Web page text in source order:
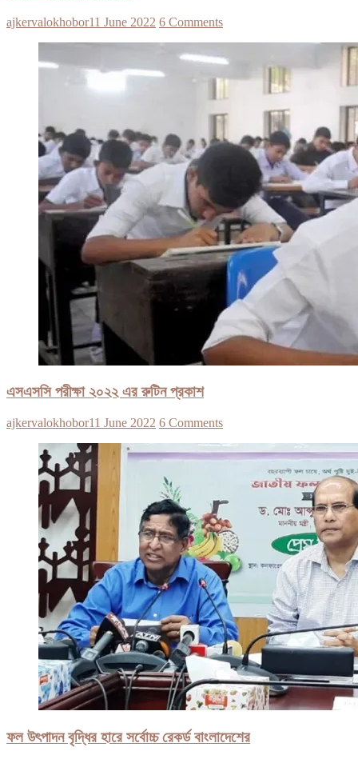
ajkervalokhobor11 June 2022 6 Comments
এসএসসি পরীক্ষা ২০২২ এর রুটিন প্রকাশ
ajkervalokhobor11 June 2022 6 Comments
ফল উৎপাদন বৃদ্ধির হারে সর্বোচ্চ রেকর্ড বাংলাদেশের